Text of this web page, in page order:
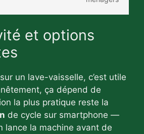
et options
un lave-vaisselle, c’est utile
ça dépend de
la plus pratique reste la
de cycle sur smartphone —
lance la machine avant de